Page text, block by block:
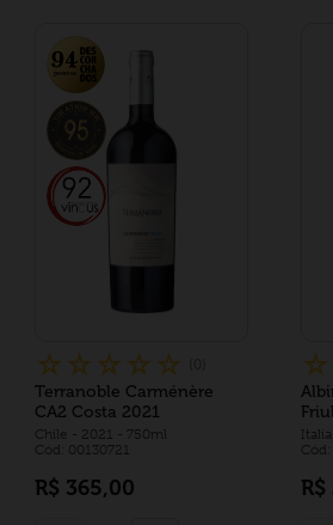
☆ ☆ ☆ ☆ ☆
Terranoble Carménère
CA2 Costa 2021
Chile - 2021 - 750ml
Cód: 00130721
R$ 365,00
☆
Italia
R$